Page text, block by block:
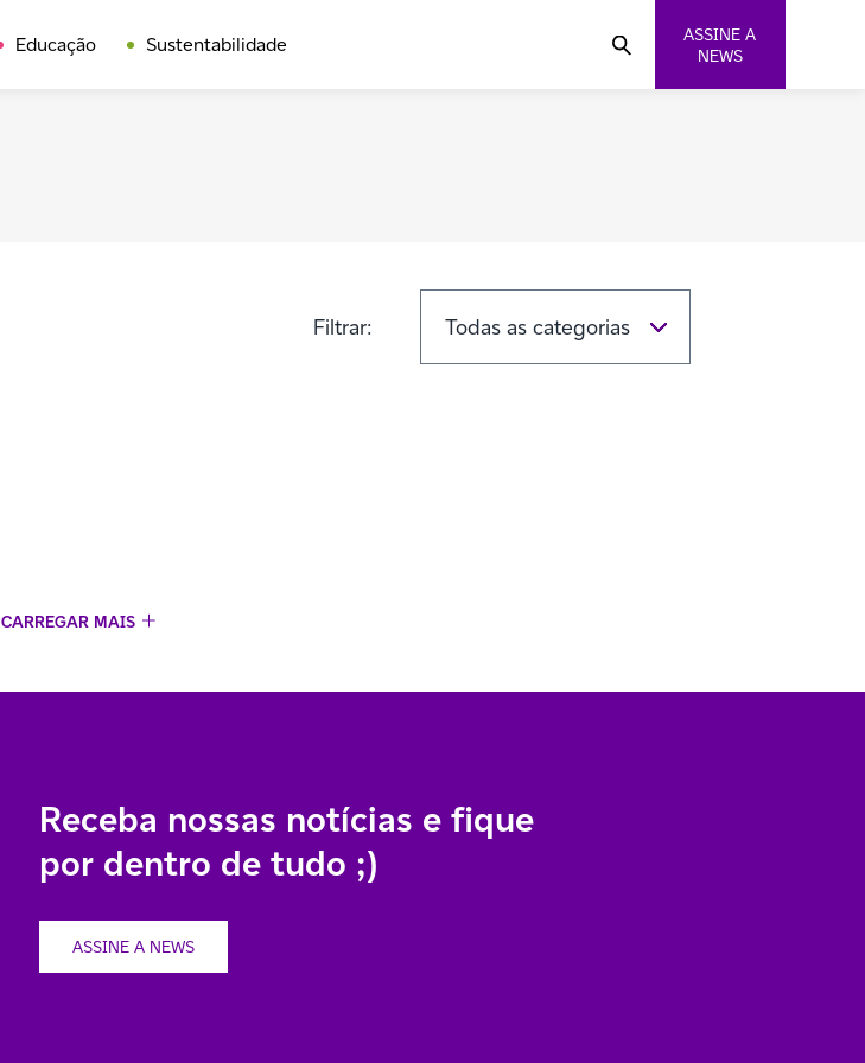
Educação Sustentabilidade
ASSINE A
NEWS
Filtrar:
CARREGAR MAIS
Receba nossas notícias e fique
por dentro de tudo ;)
ASSINE A NEWS